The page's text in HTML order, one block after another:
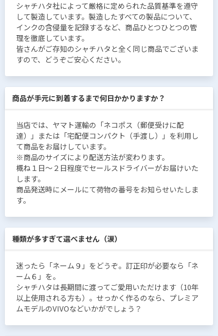
シャチハタ社によって厳格に定められた品質基準を遵守
して製造しています。製造したすべての製品について、
インクの含侵量を記録するなど、商品ひとつひとつの管
理を徹底しています。
皆さんがご存知のシャチハタと全く同じ商品でございま
すので、どうぞご安心ください。
商品が手元に到着するまで何日かかりますか？
当店では、ヤマト運輸の「ネコポス（郵便受けに配
達）」または「宅配便コンパクト（手渡し）」を利用し
て商品をお届けしています。
※商品のサイズにより配送方法が変わります。
概ね１日〜２日程度でセールスドライバーがお届けいた
します。
商品発送時にメールにて荷物の番号をお知らせいたしま
す。
種類が多すぎて選べません（涙）
迷ったら「ネーム９」をどうぞ。訂正印が必要なら「ネ
ーム６」を。
シャチハタは長期間に渡ってご愛用いただけます（10年
以上使用される方も）。せっかく作るのなら、プレミア
ムモデルのVIVOなどいかがでしょう？